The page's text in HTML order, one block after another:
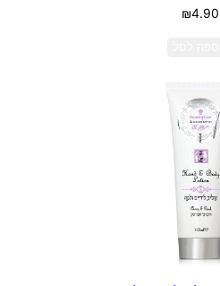
₪4.90